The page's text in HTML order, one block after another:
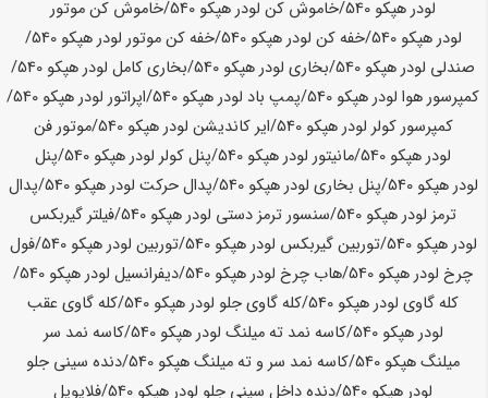
لودرهپکو /خاموش کن لودرهپکو
/خاموش کن موتور
لودرهپکو 540 /خفه کن لودرهپکو 540 /خفه کن موتور لودرهپکو 540
/
صندلی لودرهپکو /بخاری لودرهپکو /بخاری کامل لودرهپکو
/
کمپرسور هوا لودرهپکو /پمپ باد لودرهپکو /اپراتور لودرهپکو
/
کمپرسور کولر لودرهپکو 540 /ایر کاندیشن لودرهپکو 540
/موتور فن
لودرهپکو /مانیتور لودرهپکو /پنل کولر لودرهپکو
/پنل
لودرهپکو 540 /پنل بخاری لودرهپکو 540 /پدال حرکت لودرهپکو 540
/پدال
ترمز لودرهپکو /سنسور ترمز دستی لودرهپکو
/فیلتر گیربکس
لودرهپکو 540 /توربین گیربکس لودرهپکو 540 /توربین لودرهپکو 540
/فول
چرخ لودرهپکو /هاب چرخ لودرهپکو /دیفرانسیل لودرهپکو
/
کله گاوی لودرهپکو /کله گاوی جلو لودرهپکو
/کله گاوی عقب
لودرهپکو 540 /کاسه نمد ته میلنگ لودرهپکو 540
/کاسه نمد سر
میلنگهپکو /کاسه نمد سر و ته میلنگهپکو
/دنده سینی جلو
لودر هپکو /دنده داخل سینی جلو لودر هپکو /فلایویل